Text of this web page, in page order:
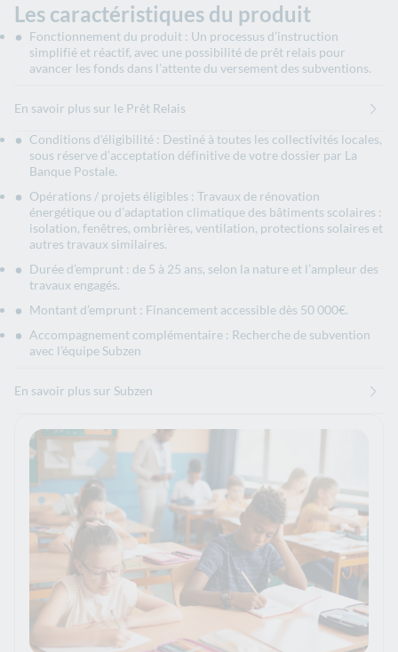
Les caractéristiques du produit
Fonctionnement du produit : Un processus d’instruction
simplifié et réactif, avec une possibilité de prêt relais pour
avancer les fonds dans l’attente du versement des subventions.
En savoir plus sur le Prêt Relais
Conditions d'éligibilité : Destiné à toutes les collectivités locales,
sous réserve d’acceptation définitive de votre dossier par La
Banque Postale.
Opérations / projets éligibles : Travaux de rénovation
énergétique ou d’adaptation climatique des bâtiments scolaires :
isolation, fenêtres, ombrières, ventilation, protections solaires et
autres travaux similaires.
Durée d’emprunt : de 5 à 25 ans, selon la nature et l’ampleur des
travaux engagés.
Montant d’emprunt : Financement accessible dès 50 000€.
Accompagnement complémentaire : Recherche de subvention
avec l’équipe Subzen
En savoir plus sur Subzen